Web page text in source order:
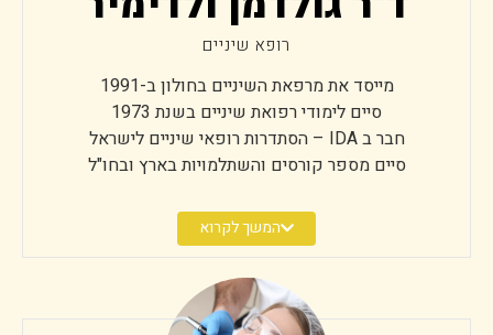
רופא שיניים
מייסד את מרפאת השיניים בחולון ב-1991
סיים לימודי רפואת שיניים בשנת 1973
חבר ב IDA – הסתדרות רופאי שיניים לישראל
סיים מספר קורסים והשתלמויות בארץ ובחו"ל
הרב ומיומנותו היוצאת דופן.
המשך לקרוא